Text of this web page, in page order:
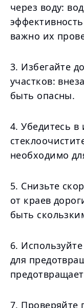
через воду:
важно их
3. Избегайте
участков:
быть опасны.
4. Убедитесь в
необходимо
5. Снизьте
от краев
быть
6.
для
7. Проверяйте